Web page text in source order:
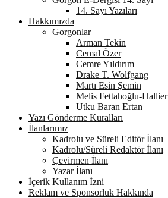
14. Sayı Yazıları
Hakkımızda
Gorgonlar
Arman Tekin
Cemal Özer
Cemre Yıldırım
Drake T. Wolfgang
Martı Esin Şemin
Melis Fettahoğlu-Hallier
Utku Baran Ertan
Yazı Gönderme Kuralları
İlanlarımız
Kadrolu ve Süreli Editör İlanı
Kadrolu/Süreli Redaktör İlanı
Çevirmen İlanı
Yazar İlanı
İçerik Kullanım İzni
Reklam ve Sponsorluk Hakkında